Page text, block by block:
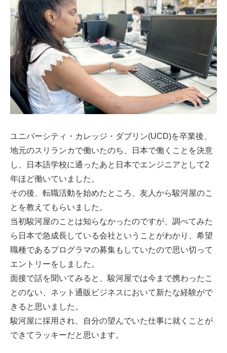
ユニバーシティ・カレッジ・ダブリン(UCD)を卒業後、
地元のスリランカで働いたのち、日本で働くことを決意
し、日本語学校に通ったあと日本でエンジニアとして2
年ほど働いていました。
その後、転職活動を始めたところ、友人から駿河屋のこ
とを教えてもらいました。
当初駿河屋のことは知らなかったのですが、調べてみた
ら日本で急成長している会社ということがわかり、希望
職種であるプログラマの募集もしていたので思い切って
エントリーをしました。
面接で話を聞いてみると、駿河屋では今まで携わったこ
とのない、ネット通販ビジネスにおいて新たな経験がで
きると思いました。
駿河屋に採用され、自分の望んでいた仕事に就くことが
できてラッキーだと思います。